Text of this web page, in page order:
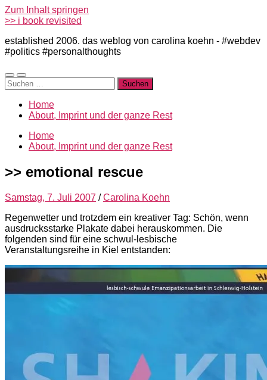
Zum Inhalt springen
>> i book revisited
established 2006. das weblog von carolina koehn - #webdev
#politics #personalthoughts
Mobile-
Menü
Suchfeld
ein-/ausblenden
Suchen
nach:
Home
About, Imprint und der ganze Rest
Home
About, Imprint und der ganze Rest
>> emotional rescue
Samstag, 7. Juli 2007 /Carolina Koehn
Regenwetter und trotzdem ein kreativer Tag: Schön, wenn
ausdrucksstarke Plakate dabei herauskommen. Die
folgenden sind für eine schwul-lesbische
Veranstaltungsreihe in Kiel entstanden: